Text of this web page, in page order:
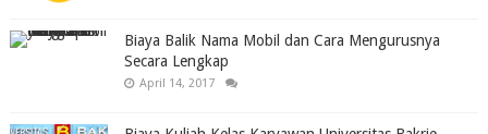
Biaya Balik Nama Mobil dan Cara Mengurusnya
Secara Lengkap
April 14, 2017